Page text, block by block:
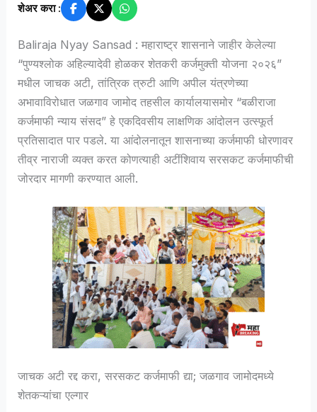
शेअर करा :
Baliraja Nyay Sansad : महाराष्ट्र शासनाने जाहीर केलेल्या
“पुण्यश्लोक अहिल्यादेवी होळकर शेतकरी कर्जमुक्ती योजना २०२६”
मधील जाचक अटी, तांत्रिक त्रुटी आणि अपील यंत्रणेच्या
अभावाविरोधात जळगाव जामोद तहसील कार्यालयासमोर “बळीराजा
कर्जमाफी न्याय संसद” हे एकदिवसीय लाक्षणिक आंदोलन उत्स्फूर्त
प्रतिसादात पार पडले. या आंदोलनातून शासनाच्या कर्जमाफी धोरणावर
तीव्र नाराजी व्यक्त करत कोणत्याही अटींशिवाय सरसकट कर्जमाफीची
जोरदार मागणी करण्यात आली.
जाचक अटी रद्द करा, सरसकट कर्जमाफी द्या; जळगाव जामोदमध्ये
शेतकऱ्यांचा एल्गार